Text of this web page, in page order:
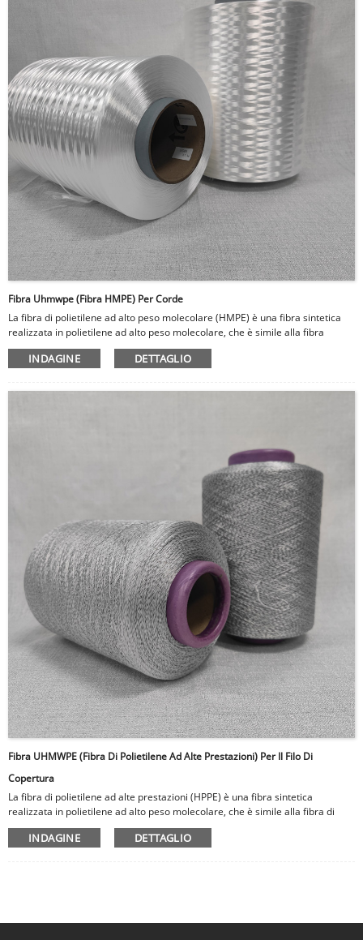
Fibra Uhmwpe (fibra HMPE) Per Corde
La fibra di polietilene ad alto peso molecolare (HMPE) è una fibra sintetica
realizzata in polietilene ad alto peso molecolare, che è simile alla fibra
UHMWPE in termini di resistenza e durata. La fibra HMPE è anche leggera,
rendendolo un materiale ideale per l'armatura e i caschi a prova di proiettile.
quantità di energia, rendendola una barriera efficace contro i proiettili e altri
INDAGINE DETTAGLIO
Fibra UHMWPE (fibra Di Polietilene Ad Alte Prestazioni) Per Il Filo Di
Copertura
La fibra di polietilene ad alte prestazioni (HPPE) è una fibra sintetica
realizzata in polietilene ad alto peso molecolare, che è simile alla fibra di
kevlar in termini di resistenza e durata. Fibra UHMWPE （Fibra di polietilene
ad alte prestazioni） è anche leggero, rendendolo un materiale ideale per
INDAGINE DETTAGLIO